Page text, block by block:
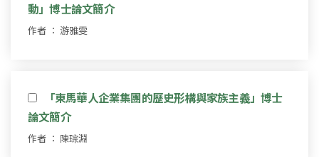
動」博士論文簡介
作者 ： 游雅雯
「東馬華人企業集團的歷史形構與家族主義」博士
論文簡介
作者 ： 陳琮淵